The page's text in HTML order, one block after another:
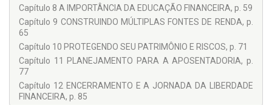
Capítulo 8 A IMPORTÂNCIA DA EDUCAÇÃO FINANCEIRA, p. 59
Capítulo 9 CONSTRUINDO MÚLTIPLAS FONTES DE RENDA, p.
65
Capítulo 10 PROTEGENDO SEU PATRIMÔNIO E RISCOS, p. 71
Capítulo 11 PLANEJAMENTO PARA A APOSENTADORIA, p.
77
Capítulo 12 ENCERRAMENTO E A JORNADA DA LIBERDADE
FINANCEIRA, p. 85